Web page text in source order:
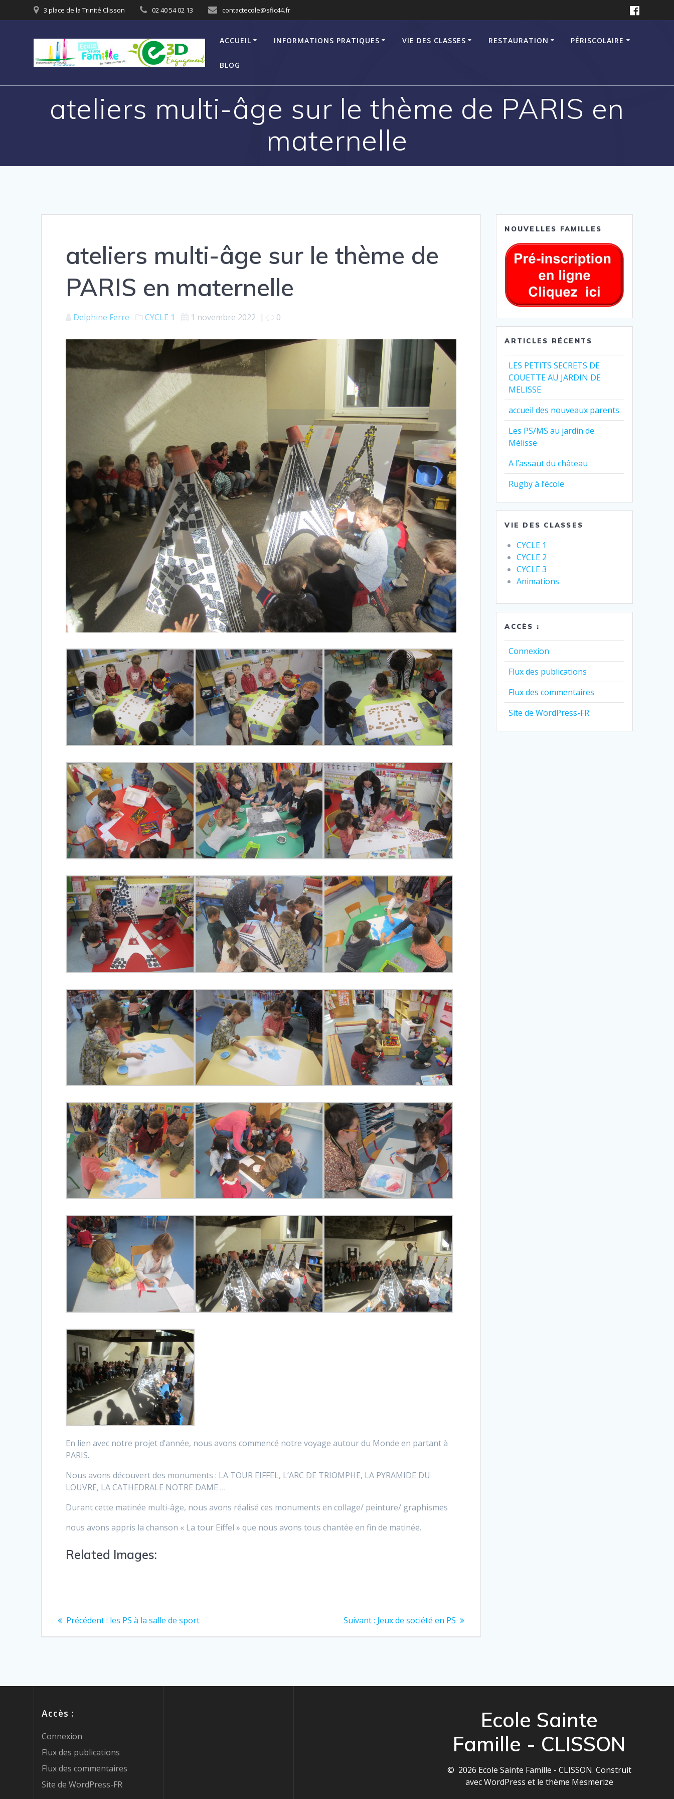
3 place de la Trinité Clisson 02 40 54 02 13 contactecole@sfic44.fr
ACCUEIL INFORMATIONS PRATIQUES VIE DES CLASSES RESTAURATION PÉRISCOLAIRE
BLOG
ateliers multi-âge sur le thème de PARIS en
maternelle
ateliers multi-âge sur le thème de
PARIS en maternelle
Delphine Ferre CYCLE 1 1 novembre 2022 | 0
En lien avec notre projet d’année, nous avons commencé notre voyage autour du Monde en partant à
PARIS.
Nous avons découvert des monuments : LA TOUR EIFFEL, L’ARC DE TRIOMPHE, LA PYRAMIDE DU
LOUVRE, LA CATHEDRALE NOTRE DAME …
Durant cette matinée multi-âge, nous avons réalisé ces monuments en collage/ peinture/ graphismes
nous avons appris la chanson « La tour Eiffel » que nous avons tous chantée en fin de matinée.
Related Images:
Précédent : les PS à la salle de sport Suivant : Jeux de société en PS
NOUVELLES FAMILLES
ARTICLES RÉCENTS
LES PETITS SECRETS DE
COUETTE AU JARDIN DE
MELISSE
accueil des nouveaux parents
Les PS/MS au jardin de
Mélisse
A l’assaut du château
Rugby à l’école
VIE DES CLASSES
CYCLE 1
CYCLE 2
CYCLE 3
Animations
ACCÈS :
Connexion
Flux des publications
Flux des commentaires
Site de WordPress-FR
Accès :
Connexion
Flux des publications
Flux des commentaires
Site de WordPress-FR
Ecole Sainte
Famille - CLISSON
© 2026 Ecole Sainte Famille - CLISSON. Construit
avec WordPress et le thème Mesmerize